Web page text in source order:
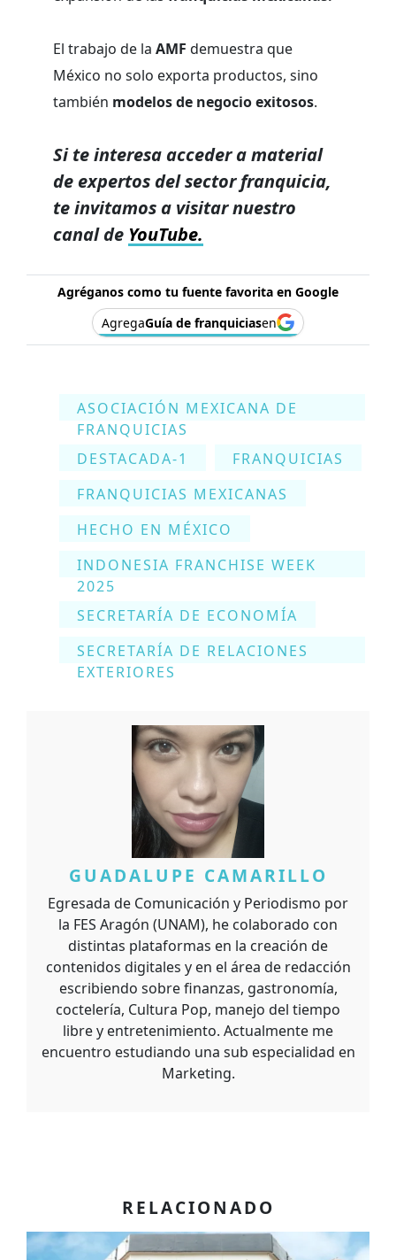
El trabajo de la AMF demuestra que
México no solo exporta productos, sino
también modelos de negocio exitosos.
Si te interesa acceder a material
de expertos del sector franquicia,
te invitamos a visitar nuestro
canal de YouTube.
Agréganos como tu fuente favorita en Google
AgregaGuía de franquiciasen
ASOCIACIÓN MEXICANA DE
FRANQUICIAS
DESTACADA-1
FRANQUICIAS
FRANQUICIAS MEXICANAS
HECHO EN MÉXICO
INDONESIA FRANCHISE WEEK
2025
SECRETARÍA DE ECONOMÍA
SECRETARÍA DE RELACIONES
EXTERIORES
GUADALUPE CAMARILLO
Egresada de Comunicación y Periodismo por
la FES Aragón (UNAM), he colaborado con
distintas plataformas en la creación de
contenidos digitales y en el área de redacción
escribiendo sobre finanzas, gastronomía,
coctelería, Cultura Pop, manejo del tiempo
libre y entretenimiento. Actualmente me
encuentro estudiando una sub especialidad en
Marketing.
RELACIONADO